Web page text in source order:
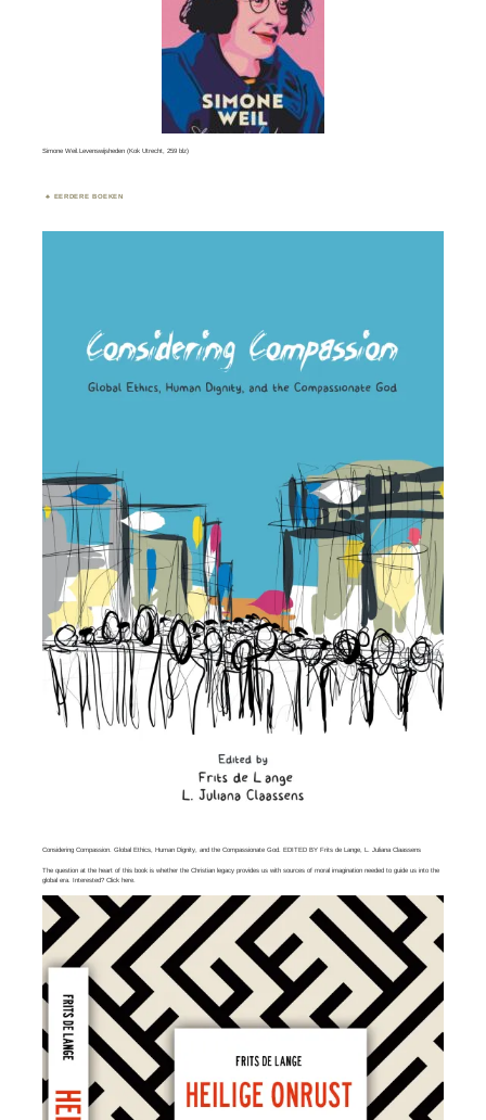
Simone Weil.Levenswijsheden (Kok Utrecht, 259 blz)
EERDERE BOEKEN
Considering Compassion. Global Ethics, Human Dignity, and the Compassionate God. EDITED BY Frits de Lange, L. Juliana Claassens
The question at the heart of this book is whether the Christian legacy provides us with sources of moral imagination needed to guide us into the
global era. Interested? Clickhere